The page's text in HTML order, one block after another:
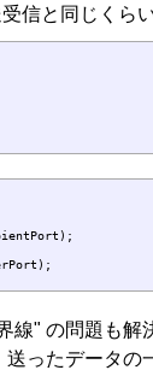
信と同じくら
" の問題も
ったデータ